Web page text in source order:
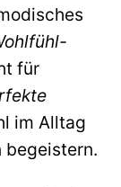
für
im Alltag
begeistern.